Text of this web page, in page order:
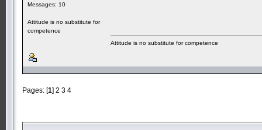
Messages: 10
Attitude is no substitute for
competence
Attitude is no substitute for competence
Pages: [1] 2 3 4